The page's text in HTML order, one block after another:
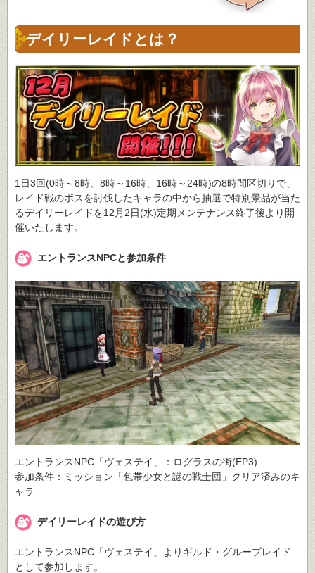
デイリーレイドとは？
1日3回(0時～8時、8時～16時、16時～24時)の8時間区切りで、
レイド戦のボスを討伐したキャラの中から抽選で特別景品が当た
るデイリーレイドを12月2日(水)定期メンテナンス終了後より開
催いたします。
エントランスNPCと参加条件
エントランスNPC「ヴェステイ」：ログラスの街(EP3)
参加条件：ミッション「包帯少女と謎の戦士団」クリア済みのキ
ャラ
デイリーレイドの遊び方
エントランスNPC「ヴェステイ」よりギルド・グループレイド
として参加します。